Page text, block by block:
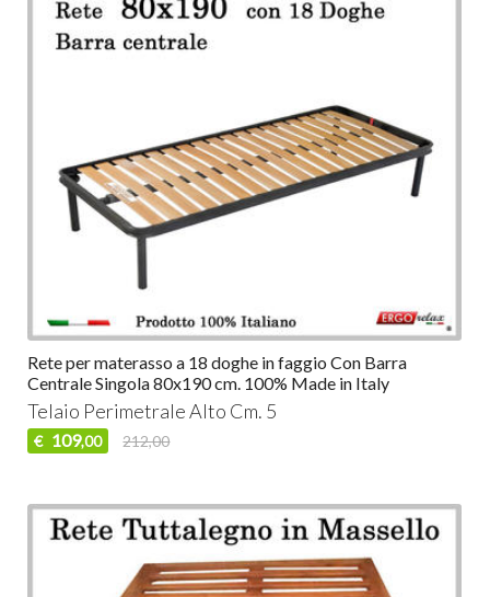
Rete per materasso a 18 doghe in faggio Con Barra
Centrale Singola 80x190 cm. 100% Made in Italy
Telaio Perimetrale Alto Cm. 5
€ 109,00 212,00